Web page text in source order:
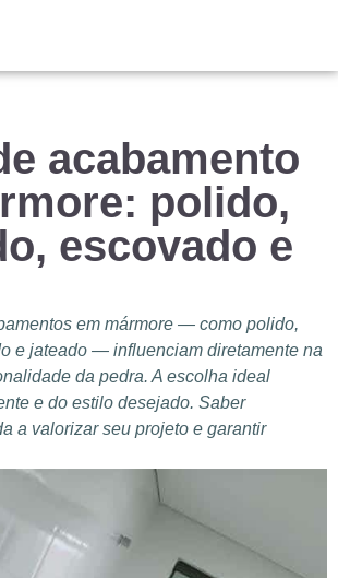
acabamento
polido,
escovado e
em mármore — como polido,
e jateado — influenciam diretamente na
da pedra. A escolha ideal
e do estilo desejado. Saber
a valorizar seu projeto e garantir